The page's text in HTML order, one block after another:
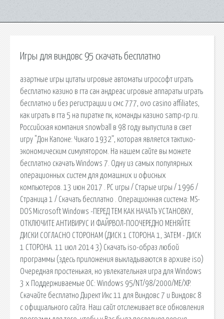
Игры для виндовс 95 скачать бесплатно
азартные игры цитаты игровые автоматы игрософт играть
бесплатно казино в гта сан андреас игровые аппараты играть
бесплатно и без регистрации и смс 777, ovo casino affiliates,
как играть в гта 5 на пиратке пк, команды казино samp-rp.ru.
Российская компания snowball в 98 году выпустила в свет
игру "Дон Капоне: Чикаго 1932”, которая является тактико-
экономическим симулятором. На нашем сайте вы можете
бесплатно скачать Windows 7. Одну из самых популярных
операционных систем для домашних и офисных
компьютеров. 13 июн 2017 . PC игры / Старые игры / 1996 /
Страница 1 / Скачать бесплатно . Операционная система: MS-
DOS Microsoft Windows -ПЕРЕД ТЕМ КАК НАЧАТЬ УСТАНОВКУ,
ОТКЛЮЧИТЕ АНТИВИРУС И ФАЙРВОЛ-ПООЧЕРЕДНО МЕНЯЙТЕ
ДИСКИ СОГЛАСНО СТОРОНАМ (ДИСК 1 СТОРОНА 1, ЗАТЕМ - ДИСК
1 СТОРОНА. 11 июл 2014 3) Скачать iso-образ любой
программы (здесь приложения выкладываются в архиве iso)
Очередная простенькая, но увлекательная игра для Windows
3 x Поддерживаемые ОС: Windows 95/NT/98/2000/ME/XP.
Скачайте бесплатно Директ Икс 11 для Виндовс 7 и Виндовс 8
с официального сайта. Наш сайт отслеживает все обновления